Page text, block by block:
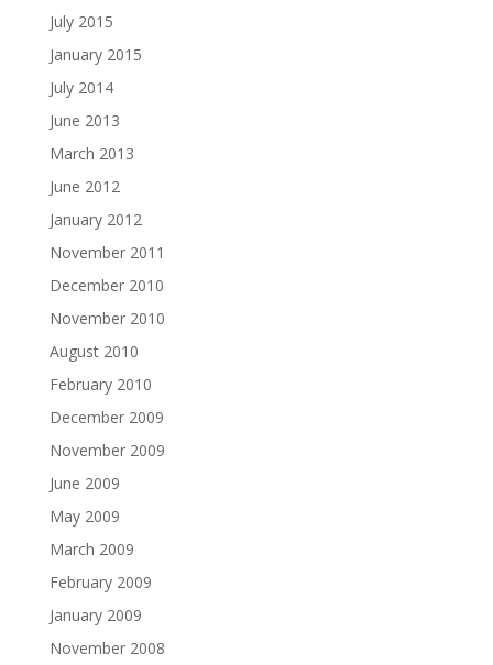
July 2015
January 2015
July 2014
June 2013
March 2013
June 2012
January 2012
November 2011
December 2010
November 2010
August 2010
February 2010
December 2009
November 2009
June 2009
May 2009
March 2009
February 2009
January 2009
November 2008